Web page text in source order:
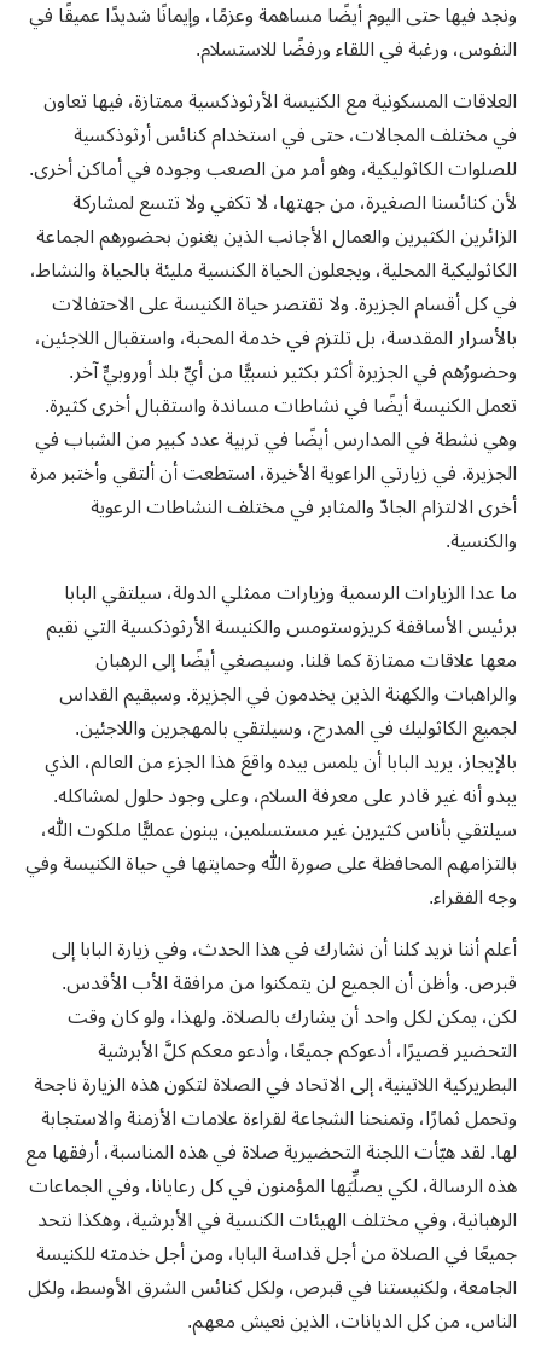
ونجد فيها حتى اليوم أيضًا مساهمة وعزمًا، وإيمانًا شديدًا عميقًا في
النفوس، ورغبة في اللقاء ورفضًا للاستسلام.
العلاقات المسكونية مع الكنيسة الأرثوذكسية ممتازة، فيها تعاون
في مختلف المجالات، حتى في استخدام كنائس أرثوذكسية
للصلوات الكاثوليكية، وهو أمر من الصعب وجوده في أماكن أخرى.
لأن كنائسنا الصغيرة، من جهتها، لا تكفي ولا تتسع لمشاركة
الزائرين الكثيرين والعمال الأجانب الذين يغنون بحضورهم الجماعة
الكاثوليكية المحلية، ويجعلون الحياة الكنسية مليئة بالحياة والنشاط،
في كل أقسام الجزيرة. ولا تقتصر حياة الكنيسة على الاحتفالات
بالأسرار المقدسة، بل تلتزم في خدمة المحبة، واستقبال اللاجئين،
وحضورُهم في الجزيرة أكثر بكثير نسبيًّا من أيِّ بلد أوروبيٍّ آخر.
تعمل الكنيسة أيضًا في نشاطات مساندة واستقبال أخرى كثيرة.
وهي نشطة في المدارس أيضًا في تربية عدد كبير من الشباب في
الجزيرة. في زيارتي الراعوية الأخيرة، استطعت أن ألتقي وأختبر مرة
أخرى الالتزام الجادّ والمثابر في مختلف النشاطات الرعوية
والكنسية.
ما عدا الزيارات الرسمية وزيارات ممثلي الدولة، سيلتقي البابا
برئيس الأساقفة كريزوستومس والكنيسة الأرثوذكسية التي نقيم
معها علاقات ممتازة كما قلنا. وسيصغي أيضًا إلى الرهبان
والراهبات والكهنة الذين يخدمون في الجزيرة. وسيقيم القداس
لجميع الكاثوليك في المدرج، وسيلتقي بالمهجرين واللاجئين.
بالإيجاز، يريد البابا أن يلمس بيده واقعَ هذا الجزء من العالم، الذي
يبدو أنه غير قادر على معرفة السلام، وعلى وجود حلول لمشاكله.
سيلتقي بأناس كثيرين غير مستسلمين، يبنون عمليًّا ملكوت الله،
بالتزامهم المحافظة على صورة الله وحمايتها في حياة الكنيسة وفي
وجه الفقراء.
أعلم أننا نريد كلنا أن نشارك في هذا الحدث، وفي زيارة البابا إلى
قبرص. وأظن أن الجميع لن يتمكنوا من مرافقة الأب الأقدس.
لكن، يمكن لكل واحد أن يشارك بالصلاة. ولهذا، ولو كان وقت
التحضير قصيرًا، أدعوكم جميعًا، وأدعو معكم كلَّ الأبرشية
البطريركية اللاتينية، إلى الاتحاد في الصلاة لتكون هذه الزيارة ناجحة
وتحمل ثمارًا، وتمنحنا الشجاعة لقراءة علامات الأزمنة والاستجابة
لها. لقد هيّأت اللجنة التحضيرية صلاة في هذه المناسبة، أرفقها مع
هذه الرسالة، لكي يصلِّيَها المؤمنون في كل رعايانا، وفي الجماعات
الرهبانية، وفي مختلف الهيئات الكنسية في الأبرشية، وهكذا نتحد
جميعًا في الصلاة من أجل قداسة البابا، ومن أجل خدمته للكنيسة
الجامعة، ولكنيستنا في قبرص، ولكل كنائس الشرق الأوسط، ولكل
الناس، من كل الديانات، الذين نعيش معهم.